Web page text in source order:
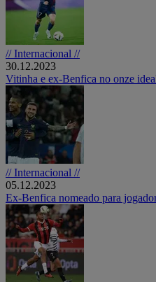
// Internacional //
30.12.2023
Vitinha e ex-Benfica no onze
// Internacional //
05.12.2023
Ex-Benfica nomeado para